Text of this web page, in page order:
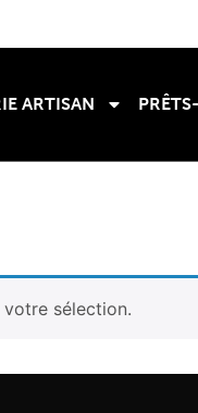
ARTISAN
sélection.